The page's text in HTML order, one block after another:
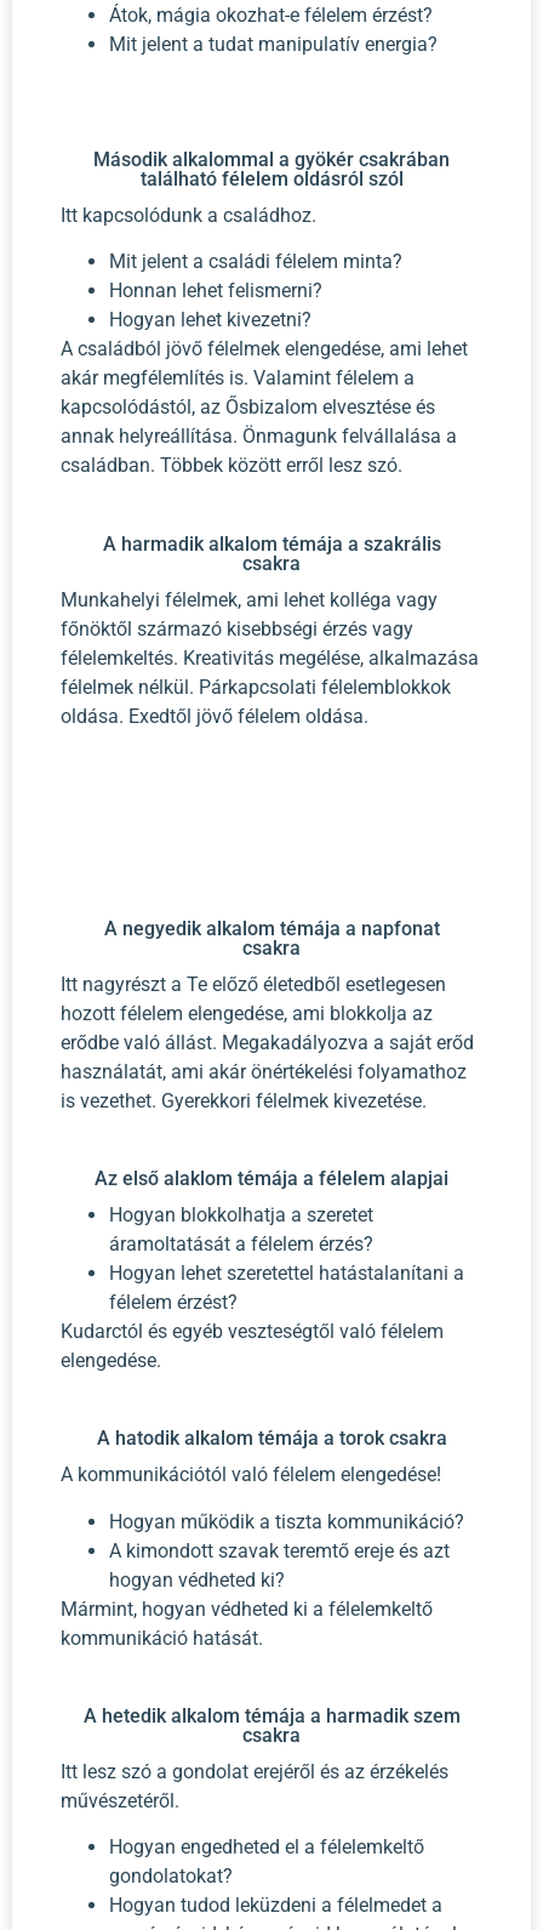
Átok, mágia okozhat-e félelem érzést?
Mit jelent a tudat manipulatív energia?
Második alkalommal a gyökér csakrában
található félelem oldásról szól
Itt kapcsolódunk a családhoz.
Mit jelent a családi félelem minta?
Honnan lehet felismerni?
Hogyan lehet kivezetni?
A családból jövő félelmek elengedése, ami lehet
akár megfélemlítés is. Valamint félelem a
kapcsolódástól, az Ősbizalom elvesztése és
annak helyreállítása. Önmagunk felvállalása a
családban. Többek között erről lesz szó.
A harmadik alkalom témája a szakrális
csakra
Munkahelyi félelmek, ami lehet kolléga vagy
főnöktől származó kisebbségi érzés vagy
félelemkeltés. Kreativitás megélése, alkalmazása
félelmek nélkül. Párkapcsolati félelemblokkok
oldása. Exedtől jövő félelem oldása.
A negyedik alkalom témája a napfonat
csakra
Itt nagyrészt a Te előző életedből esetlegesen
hozott félelem elengedése, ami blokkolja az
erődbe való állást. Megakadályozva a saját erőd
használatát, ami akár önértékelési folyamathoz
is vezethet. Gyerekkori félelmek kivezetése.
Az első alaklom témája a félelem alapjai
Hogyan blokkolhatja a szeretet
áramoltatását a félelem érzés?
Hogyan lehet szeretettel hatástalanítani a
félelem érzést?
Kudarctól és egyéb veszteségtől való félelem
elengedése.
A hatodik alkalom témája a torok csakra
A kommunikációtól való félelem elengedése!
Hogyan működik a tiszta kommunikáció?
A kimondott szavak teremtő ereje és azt
hogyan védheted ki?
Mármint, hogyan védheted ki a félelemkeltő
kommunikáció hatását.
A hetedik alkalom témája a harmadik szem
csakra
Itt lesz szó a gondolat erejéről és az érzékelés
művészetéről.
Hogyan engedheted el a félelemkeltő
gondolatokat?
Hogyan tudod leküzdeni a félelmedet a